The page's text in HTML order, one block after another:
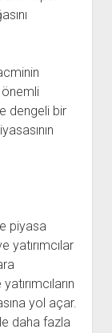
önemli
dengeli bir
piyasa
yatırımcılar
yol açar.
daha fazla